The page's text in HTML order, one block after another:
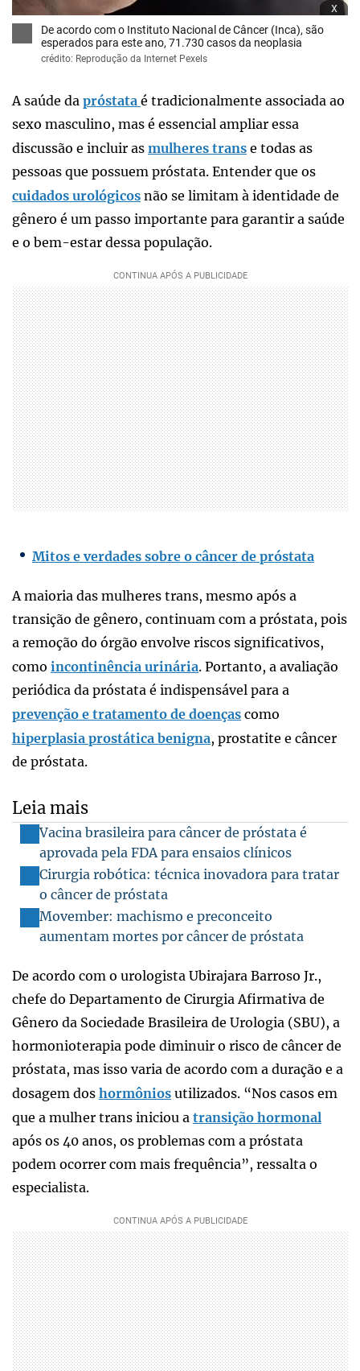
x
De acordo com o Instituto Nacional de Câncer (Inca), são
esperados para este ano, 71.730 casos da neoplasia
crédito: Reprodução da Internet Pexels
A saúde da próstata é tradicionalmente associada ao
sexo masculino, mas é essencial ampliar essa
discussão e incluir as mulheres trans e todas as
pessoas que possuem próstata. Entender que os
cuidados urológicos não se limitam à identidade de
gênero é um passo importante para garantir a saúde
e o bem-estar dessa população.
Mitos e verdades sobre o câncer de próstata
A maioria das mulheres trans, mesmo após a
transição de gênero, continuam com a próstata, pois
a remoção do órgão envolve riscos significativos,
como incontinência urinária. Portanto, a avaliação
periódica da próstata é indispensável para a
prevenção e tratamento de doenças como
hiperplasia prostática benigna, prostatite e câncer
de próstata.
Leia mais
Vacina brasileira para câncer de próstata é
aprovada pela FDA para ensaios clínicos
Cirurgia robótica: técnica inovadora para tratar
o câncer de próstata
Movember: machismo e preconceito
aumentam mortes por câncer de próstata
De acordo com o urologista Ubirajara Barroso Jr.,
chefe do Departamento de Cirurgia Afirmativa de
Gênero da Sociedade Brasileira de Urologia (SBU), a
hormonioterapia pode diminuir o risco de câncer de
próstata, mas isso varia de acordo com a duração e a
dosagem dos hormônios utilizados. “Nos casos em
que a mulher trans iniciou a transição hormonal
após os 40 anos, os problemas com a próstata
podem ocorrer com mais frequência”, ressalta o
especialista.